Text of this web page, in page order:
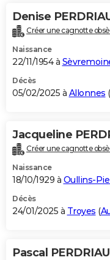
Denise
Créer une cagnotte
Naissance
22/11/1954 à
Décès
05/02/2025 à Allonnes (
Jacqueline
Créer une cagnotte
Naissance
18/10/1929 à Oullins-
Décès
24/01/2025 à Troyes (
Pascal PERDRIAU